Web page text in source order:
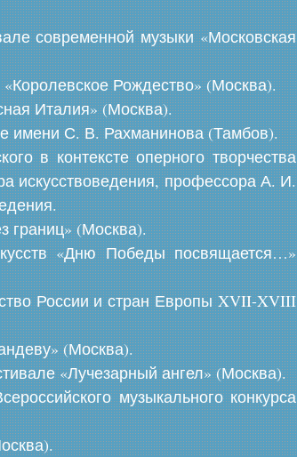
современной музыки «Московская
Рождество» (Москва).
Италия» (Москва).
имени С. В. Рахманинова (Тамбов).
в контексте оперного творчества
искусствоведения, профессора А. И.
границ» (Москва).
«Дню Победы посвящается…»
России и стран Европы XVII-XVIII
(Москва).
«Лучезарный ангел» (Москва).
музыкального конкурса